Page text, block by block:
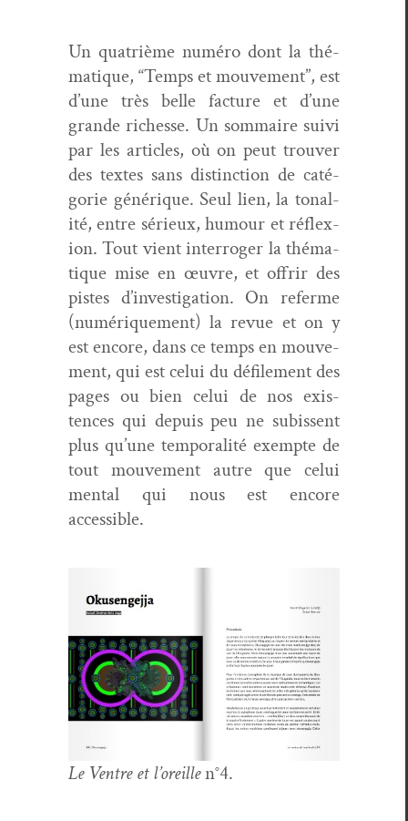
Un qua­trième numéro dont la thé­
ma­tique, “Temps et mou­ve­ment”, est
d’une très belle fac­ture et d’une
grande richesse. Un som­maire suivi
par les arti­cles, où on peut trou­ver
des textes sans dis­tinc­tion de caté­
gorie générique. Seul lien, la tonal­
ité, entre sérieux, humour et réflex­
ion. Tout vient inter­roger la thé­ma­
tique mise en œuvre, et offrir des
pistes d’in­ves­ti­ga­tion. On referme
(numérique­ment) la revue et on y
est encore, dans ce temps en mou­ve­
ment, qui est celui du défile­ment des
pages ou bien celui de nos exis­
tences qui depuis peu ne subis­sent
plus qu’une tem­po­ral­ité exempte de
tout mou­ve­ment autre que celui
men­tal qui nous est encore
accessible.
Le Ven­tre et l’or­eillen°4.